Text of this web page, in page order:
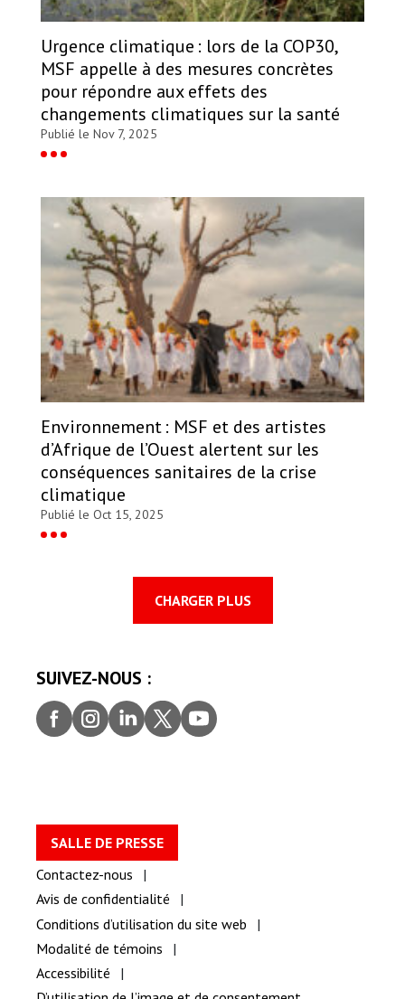
Urgence climatique : lors de la COP30,
MSF appelle à des mesures concrètes
pour répondre aux effets des
changements climatiques sur la santé
Publié le Nov 7, 2025
Environnement : MSF et des artistes
d’Afrique de l’Ouest alertent sur les
conséquences sanitaires de la crise
climatique
Publié le Oct 15, 2025
CHARGER PLUS
SUIVEZ-NOUS :
Faceb
ook
Insta
gram
Linke
dIn
Twitt
er
youtu
be
SALLE DE PRESSE
Contactez-nous
Avis de confidentialité
Conditions d’utilisation du site web
Modalité de témoins
Accessibilité